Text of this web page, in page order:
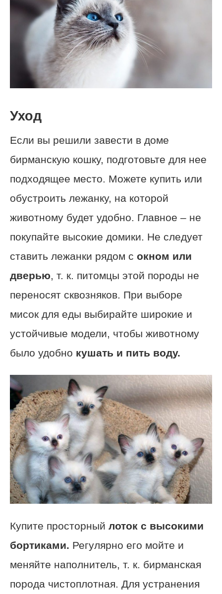
Уход
Если вы решили завести в доме
бирманскую кошку, подготовьте для нее
подходящее место. Можете купить или
обустроить лежанку, на которой
животному будет удобно. Главное – не
покупайте высокие домики. Не следует
ставить лежанки рядом с окном или
дверью , т. к. питомцы этой породы не
переносят сквозняков. При выборе
мисок для еды выбирайте широкие и
устойчивые модели, чтобы животному
было удобно кушать и пить воду.
Купите просторный лоток с высокими
бортиками. Регулярно его мойте и
меняйте наполнитель, т. к. бирманская
порода чистоплотная. Для устранения